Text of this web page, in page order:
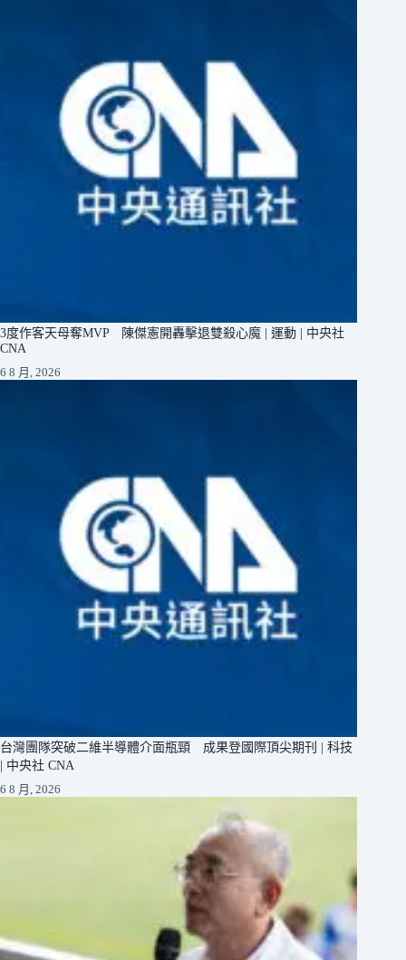
3度作客天母奪MVP 陳傑憲開轟擊退雙殺心魔 | 運動 | 中央社
CNA
6 8 月, 2026
台灣團隊突破二維半導體介面瓶頸 成果登國際頂尖期刊 | 科技
| 中央社 CNA
6 8 月, 2026